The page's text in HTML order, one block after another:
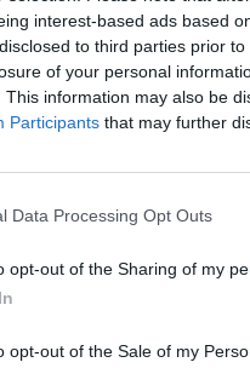
interest-based ads based
to third parties prior
of your personal
This information may also be
Participants that may further
Data Processing Opt Outs
opt-out of the Sharing of my
opt-out of the Sale of my
volt a munkanélküliségi
Kovászna Megyei
személy már nem kap
nagyobb a
bontva,
528-at, Baróton 980
személy talált munkát